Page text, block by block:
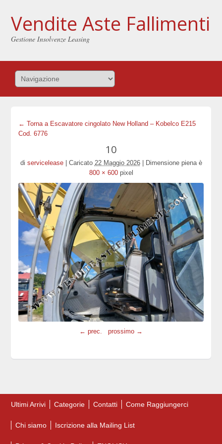
Vendite Aste Fallimenti
Gestione Insolvenze Leasing
← Torna a Escavatore cingolato New Holland – Kobelco E215
Cod. 6776
10
di servicelease Caricato 22 Maggio 2026
Dimensione piena è
800 × 600pixel
← prec. prossimo →
Ultimi Arrivi Categorie Contatti Come Raggiungerci
Chi siamo Iscrizione alla Mailing List